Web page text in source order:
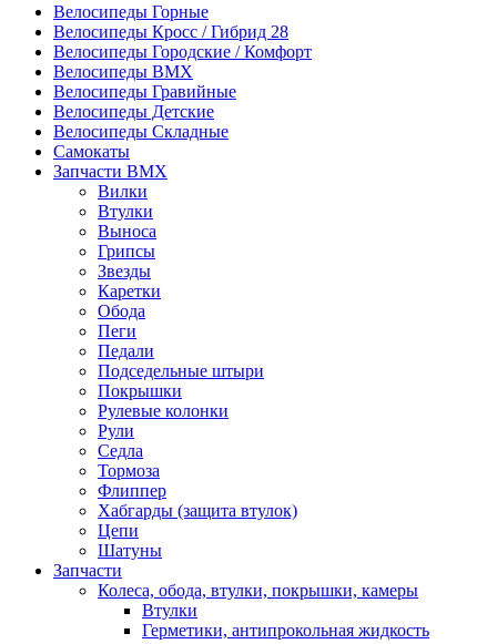
Велосипеды Горные
Велосипеды Кросс / Гибрид 28
Велосипеды Городские / Комфорт
Велосипеды BMX
Велосипеды Гравийные
Велосипеды Детские
Велосипеды Складные
Самокаты
Запчасти BMX
Вилки
Втулки
Выноса
Грипсы
Звезды
Каретки
Обода
Пеги
Педали
Подседельные штыри
Покрышки
Рулевые колонки
Рули
Седла
Тормоза
Флиппер
Хабгарды (защита втулок)
Цепи
Шатуны
Запчасти
Колеса, обода, втулки, покрышки, камеры
Втулки
Герметики, антипрокольная жидкость